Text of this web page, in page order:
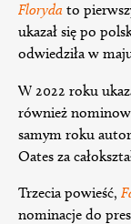
Floryda to
ukazał się po
odwiedziła w
W 2022 roku
również
samym roku
Oates za
Trzecia powieść,
nominacje do